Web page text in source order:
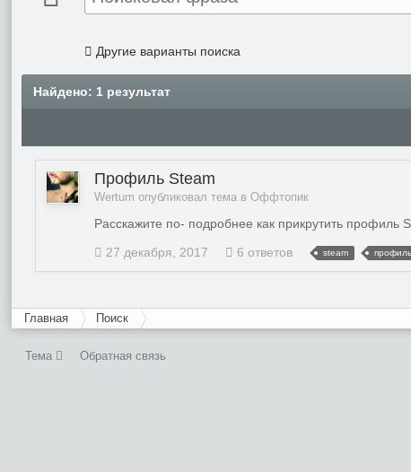
Другие варианты поиска
Найдено: 1 результат
Профиль Steam
Wertum опубликовал тема вОффтопик
Расскажите по- подробнее как прикрутить профиль
27 декабря, 2017
6 ответов steam профиль
Главная Поиск
Тема Обратная связь